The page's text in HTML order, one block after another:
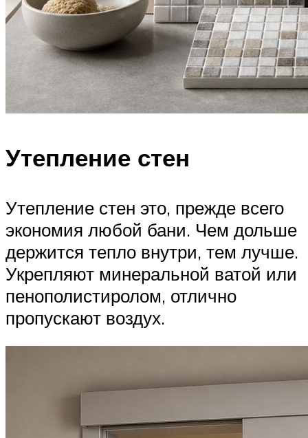
Утепление стен
Утепление стен это, прежде всего
экономия любой бани. Чем дольше
держится тепло внутри, тем лучше.
Укрепляют минеральной ватой или
пенополистиролом, отлично
пропускают воздух.